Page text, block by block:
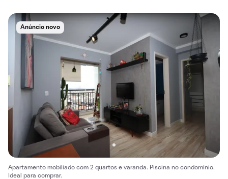
Anúncio novo
Apartamento mobiliado com 2 quartos e varanda. Piscina no condomínio.
Ideal para comprar.